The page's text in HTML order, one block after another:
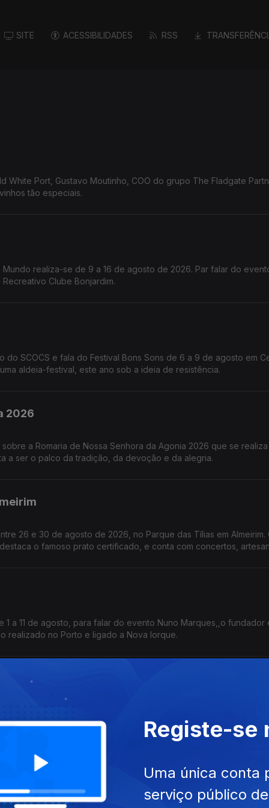
SITE ACESSIBILIDADES RSS
White Port, Gustavo Moutinho, COO do grupo The Fladgate
tão especiais.
Mundo realiza-se de 9 a 16 de agosto de 2026. Par falar do
Clube Bonjardim.
do SCOCS e fala do Festival Bons Sons de 6 a 9 de agosto em
aldeia-festival, este ano sob a ideia de resistência.
2026
a Romaria de Nossa Senhora da Agonia 2026 que se realiza
a ser o palco da tradição, da devoção e da alegria.
26 e 30 de agosto de 2026, no Parque das Tílias em Almeirim.
1 a 11 de agosto, para falar do evento Nuno Marques,,o fundador
realizado no Porto e ligado a Nova Iorque.
Foz.
de Almancil fala da Festa de Verão e das Comunidades de
Registe-se
Uma única conta
serviço público